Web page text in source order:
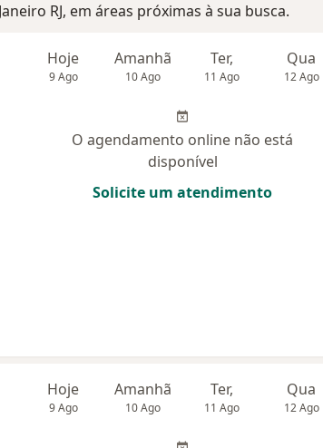
RJ, em áreas próximas à sua busca.
Hoje
9 Ago
Amanhã
10 Ago
Ter,
11 Ago
Qua
12 Ago
O agendamento online não está
disponível
Solicite um atendimento
Hoje
9 Ago
Amanhã
10 Ago
Ter,
11 Ago
Qua
12 Ago